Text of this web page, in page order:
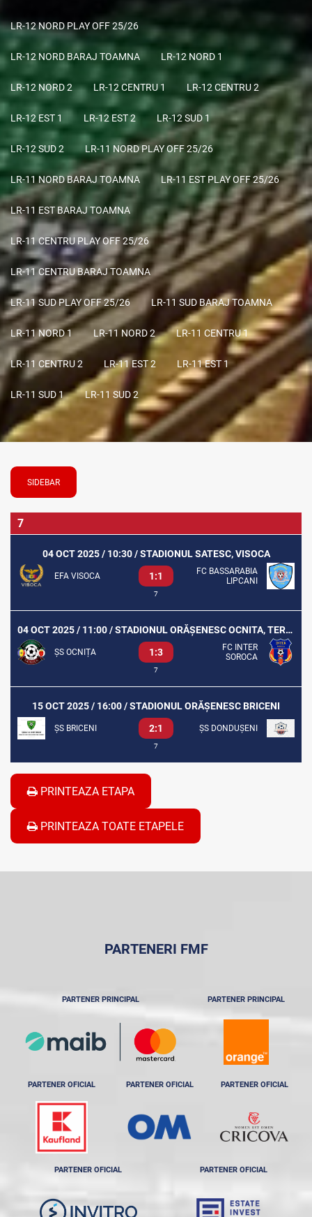
LR-12 NORD PLAY OFF 25/26
LR-12 NORD BARAJ TOAMNA LR-12 NORD 1
LR-12 NORD 2 LR-12 CENTRU 1 LR-12 CENTRU 2
LR-12 EST 1 LR-12 EST 2 LR-12 SUD 1
LR-12 SUD 2 LR-11 NORD PLAY OFF 25/26
LR-11 NORD BARAJ TOAMNA LR-11 EST PLAY OFF 25/26
LR-11 EST BARAJ TOAMNA
LR-11 CENTRU PLAY OFF 25/26
LR-11 CENTRU BARAJ TOAMNA
LR-11 SUD PLAY OFF 25/26 LR-11 SUD BARAJ TOAMNA
LR-11 NORD 1 LR-11 NORD 2 LR-11 CENTRU 1
LR-11 CENTRU 2 LR-11 EST 2 LR-11 EST 1
LR-11 SUD 1 LR-11 SUD 2
SIDEBAR
7
04 OCT 2025 / 10:30 / STADIONUL SATESC, VISOCA
EFA VISOCA 1:1
FC BASSARABIA
LIPCANI
7
04 OCT 2025 / 11:00 / STADIONUL ORĂȘENESC OCNITA, TEREN SINTETIC
ȘS OCNIȚA 1:3
FC INTER
SOROCA
7
15 OCT 2025 / 16:00 / STADIONUL ORĂȘENESC BRICENI
ȘS BRICENI 2:1 ȘS DONDUȘENI
7
PRINTEAZA ETAPA
PRINTEAZA TOATE ETAPELE
PARTENERI FMF
PARTENER PRINCIPAL PARTENER PRINCIPAL
PARTENER OFICIAL PARTENER OFICIAL PARTENER OFICIAL
PARTENER OFICIAL PARTENER OFICIAL